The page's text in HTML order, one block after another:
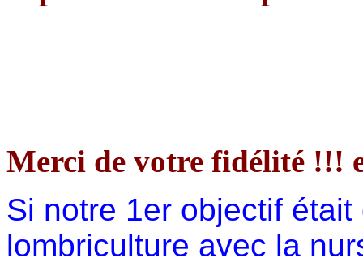
Merci de votre fidélité !!!
Si notre 1er objectif
lombriculture avec la